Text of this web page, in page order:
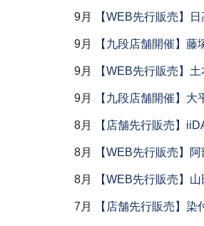
9月 【WEB先行販売】
9月 【九段店舗開催】藤
9月 【WEB先行販売】
9月 【九段店舗開催】大
8月 【店舗先行販売】
8月 【WEB先行販売】
8月 【WEB先行販売】
7月 【店舗先行販売】染